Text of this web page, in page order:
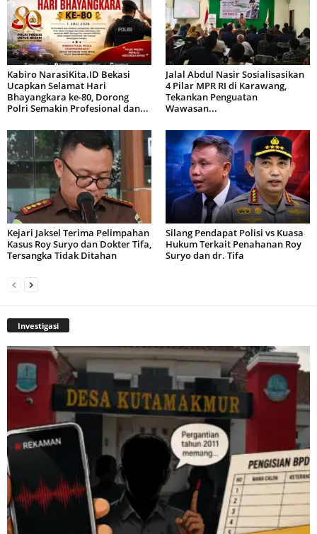
Kabiro NarasiKita.ID Bekasi
Ucapkan Selamat Hari
Bhayangkara ke-80, Dorong
Polri Semakin Profesional dan...
Jalal Abdul Nasir Sosialisasikan
4 Pilar MPR RI di Karawang,
Tekankan Penguatan
Wawasan...
Kejari Jaksel Terima Pelimpahan
Kasus Roy Suryo dan Dokter Tifa,
Tersangka Tidak Ditahan
Silang Pendapat Polisi vs Kuasa
Hukum Terkait Penahanan Roy
Suryo dan dr. Tifa
Investigasi